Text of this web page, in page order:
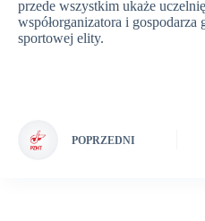
przede wszystkim ukaże
współorganizatora i
sportowej elity.
POPRZEDNI